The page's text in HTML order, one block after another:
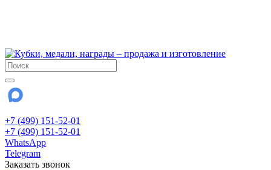
+7 (499) 151-52-01
+7 (499) 151-52-01
WhatsApp
Telegram
Заказать звонок